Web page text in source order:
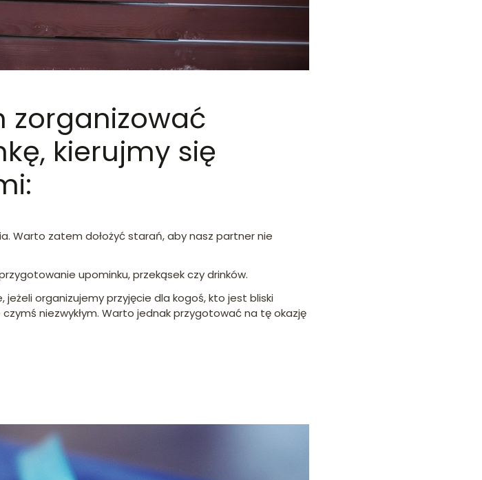
zorganizować
kierujmy się
Warto zatem dołożyć starań, aby nasz partner nie
upominku, przekąsek czy drinków.
organizujemy przyjęcie dla kogoś, kto jest bliski
niezwykłym. Warto jednak przygotować na tę okazję